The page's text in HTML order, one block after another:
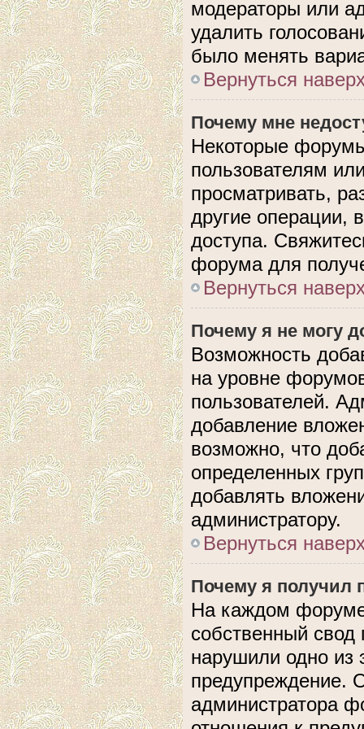
модераторы или
удалить
было менять
Вернуться
Почему мне
Некоторые
пользователям
просматривать,
другие операции,
доступа.
форума для
Вернуться
Почему я не могу
Возможность
на уровне
пользователей.
добавление
возможно, что
определенных
добавлять
администратору.
Вернуться
Почему я получил
На каждом
собственный
нарушили одно из
предупреждение.
администратора